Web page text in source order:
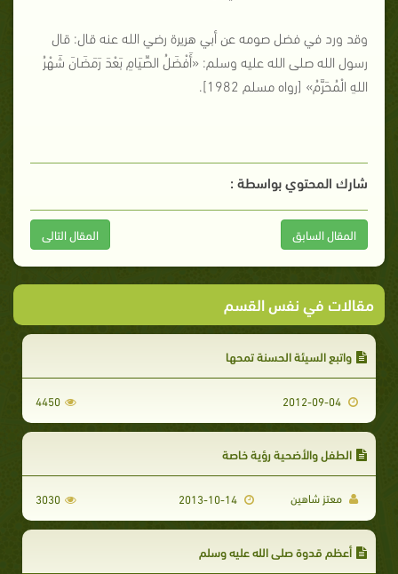
وقد ورد في فضل صومه عن أبي هريرة رضي الله عنه قال: قال
رسول الله صلى الله عليه وسلم: «أَفْضَلُ الصِّيَامِ بَعْدَ رَمَضَانَ شَهْرُ
اللهِ الْمُحَرَّمُ» [رواه مسلم 1982].
شارك المحتوي بواسطة :
المقال السابق المقال التالى
مقالات في نفس القسم
واتبع السيئة الحسنة تمحها
4450
الطفل والأضحية رؤية خاصة
معتز شاهين 2013-10-14
3030
أعظم قدوة صلى الله عليه وسلم